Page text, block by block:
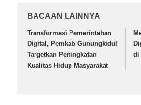
BACAAN LAINNYA
Transformasi Pemerintahan
Digital, Pemkab Gunungkidul
Targetkan Peningkatan
Kualitas Hidup Masyarakat
di